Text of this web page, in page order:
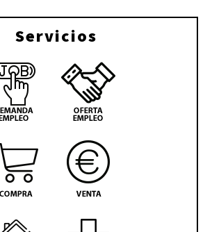
Servicios